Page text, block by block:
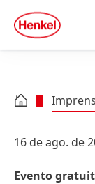
Skip to footer
quick
search
16 de ago. de
Evento